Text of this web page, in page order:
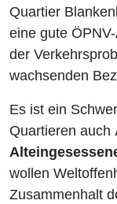
Quartier
eine gute
der
wachsenden
Es ist ein
Quartieren auch
wollen
Zusammenhalt